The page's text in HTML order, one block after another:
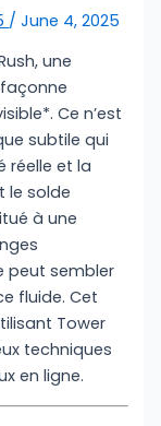
/June 4, 2025
une
Ce n’est
subtile qui
réelle et la
le solde
à une
peut sembler
fluide. Cet
Tower
techniques
en ligne.